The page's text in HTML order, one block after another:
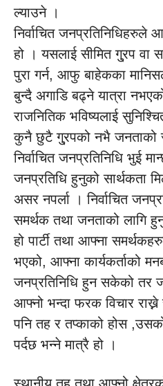
ल्याउने ।
निर्वाचित
हो । यसलाई सीमित गु्रप वा
पुरा गर्न, आफु बाहेकका
बुन्दै अगाडि बढ्ने यात्रा
राजनितिक भविष्यलाई
कुनै छुटै गु्रपको नभै जनताको
निर्वाचित जनप्रतिनिधि भुई
जनप्रतिधि हुनुको सार्थकता
असर नपर्ला । निर्वाचित
समर्थक तथा जनताको लागि
हो पार्टी तथा आफ्ना
भएको, आफ्ना कार्यकर्ताको
जनप्रतिनिधि हुन सकेको तर
आफ्नो भन्दा फरक विचार
पनि तह र तप्काको होस
पर्दछ भन्ने मात्रै हो ।